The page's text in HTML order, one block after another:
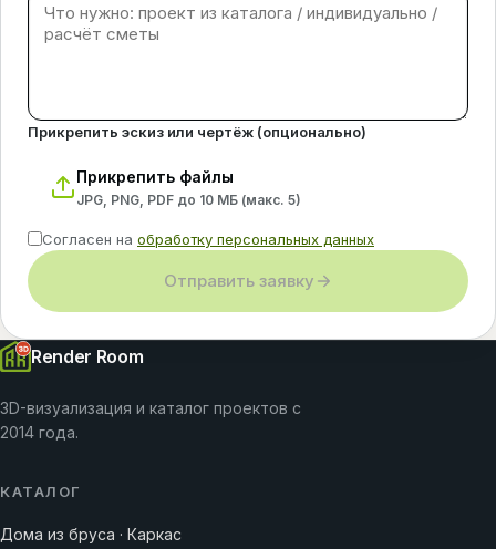
Прикрепить эскиз или чертёж (опционально)
Прикрепить файлы
JPG, PNG, PDF до 10 МБ (макс. 5)
Согласен на обработку персональных данных
Отправить заявку
Render Room
3D-визуализация и каталог проектов с
2014 года.
КАТАЛОГ
Дома из бруса · Каркас